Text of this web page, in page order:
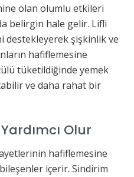
olan olumlu etkileri
belirgin hale gelir. Lifli
destekleyerek şişkinlik ve
hafiflemesine
tüketildiğinde yemek
ve daha rahat bir
Olur
hafiflemesine
içerir. Sindirim